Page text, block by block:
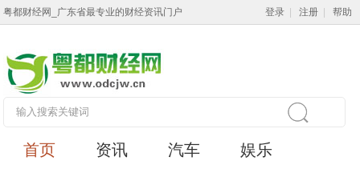
粤都财经网_广东省最专业的财经资讯门户 登录 注册 帮助
首页 资讯 汽车 娱乐